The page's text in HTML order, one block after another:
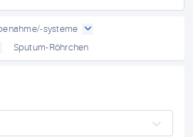
systeme
Sputum-Röhrchen